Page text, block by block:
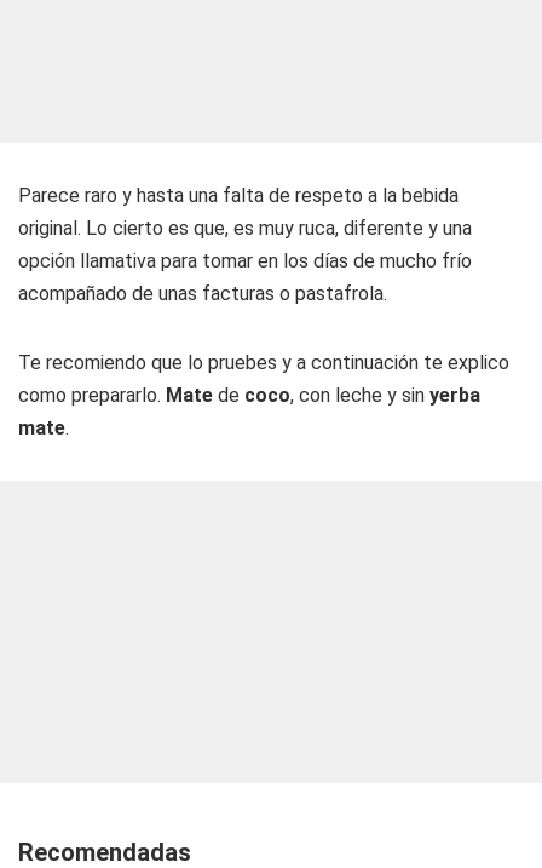
Parece raro y hasta una falta de respeto a la bebida
original. Lo cierto es que, es muy ruca, diferente y una
opción llamativa para tomar en los días de mucho frío
acompañado de unas facturas o pastafrola.
Te recomiendo que lo pruebes y a continuación te explico
como prepararlo. Mate de coco, con leche y sin yerba
mate.
Recomendadas